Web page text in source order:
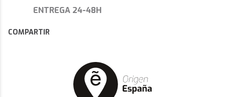
ENTREGA 24-48H
COMPARTIR